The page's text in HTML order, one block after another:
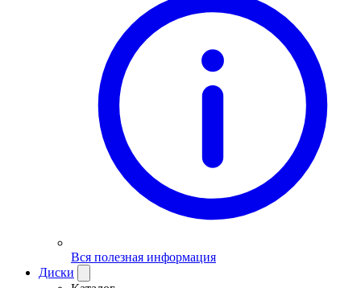
Вся полезная информация
Диски